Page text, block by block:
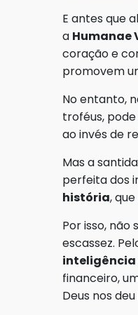
E antes que
a Humanae
coração e
promovem
No entanto,
troféus,
ao invés de
Mas a
perfeita dos
história,
Por isso,
escassez.
inteligência
financeiro,
Deus nos